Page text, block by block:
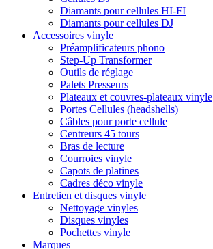
Diamants pour cellules HI-FI
Diamants pour cellules DJ
Accessoires vinyle
Préamplificateurs phono
Step-Up Transformer
Outils de réglage
Palets Presseurs
Plateaux et couvres-plateaux vinyle
Portes Cellules (headshells)
Câbles pour porte cellule
Centreurs 45 tours
Bras de lecture
Courroies vinyle
Capots de platines
Cadres déco vinyle
Entretien et disques vinyle
Nettoyage vinyles
Disques vinyles
Pochettes vinyle
Marques